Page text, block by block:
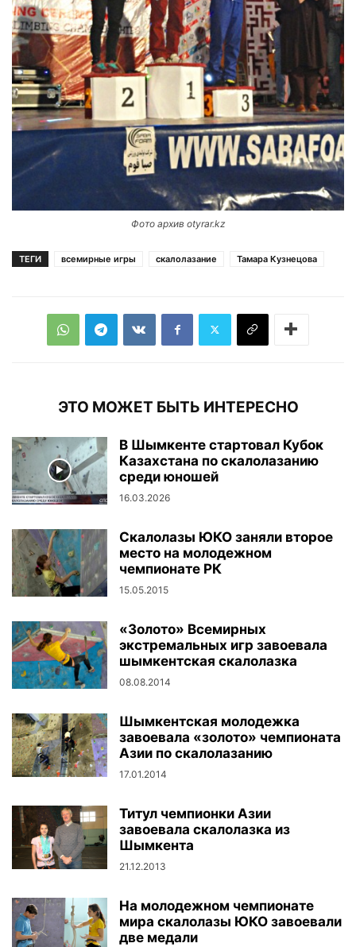
Фото архив otyrar.kz
ТЕГИ всемирные игры скалолазание Тамара Кузнецова
ЭТО МОЖЕТ БЫТЬ ИНТЕРЕСНО
В Шымкенте стартовал Кубок
Казахстана по скалолазанию
среди юношей
16.03.2026
Скалолазы ЮКО заняли второе
место на молодежном
чемпионате РК
15.05.2015
«Золото» Всемирных
экстремальных игр завоевала
шымкентская скалолазка
08.08.2014
Шымкентская молодежка
завоевала «золото» чемпионата
Азии по скалолазанию
17.01.2014
Титул чемпионки Азии
завоевала скалолазка из
Шымкента
21.12.2013
На молодежном чемпионате
мира скалолазы ЮКО завоевали
две медали